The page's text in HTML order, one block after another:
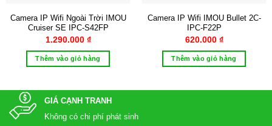
Camera IP Wifi Ngoài Trời IMOU
Cruiser SE IPC-S42FP
1.290.000 ₫
Thêm vào giỏ hàng
Camera IP Wifi IMOU Bullet 2C-
IPC-F22P
620.000 ₫
Thêm vào giỏ hàng
GIÁ CẠNH TRANH
Không có chi phí phát sinh